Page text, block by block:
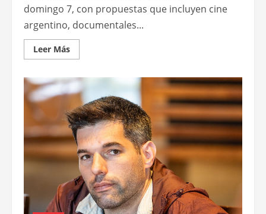
domingo 7, con propuestas que incluyen cine
argentino, documentales...
Leer MásLeer
más
Nueva
programación
del
CEA
con
clásicos
y
cine
contemporáneo